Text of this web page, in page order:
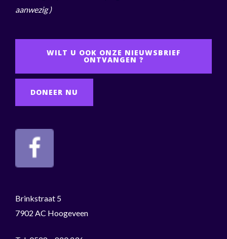
aanwezig )
WILT U OOK ONZE NIEUWSBRIEF
ONTVANGEN ?
DONEER NU
Brinkstraat 5
7902 AC Hoogeveen